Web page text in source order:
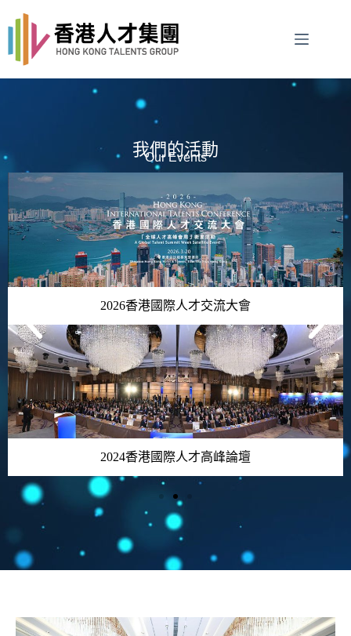
我們的活動
Our Events
2026香港國際人才交流大會
2024香港國際人才高峰論壇